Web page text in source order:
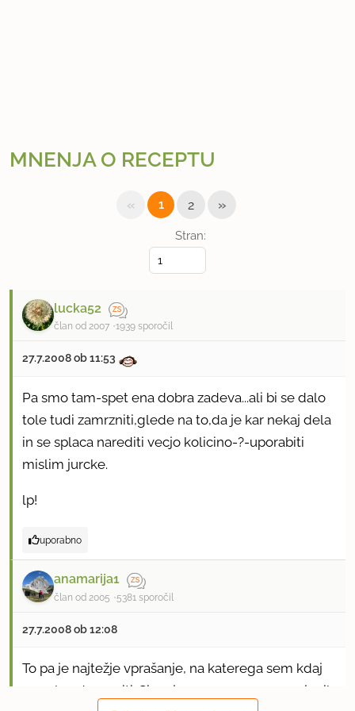
MNENJA O RECEPTU
Stran:
« 1 2 »
lucka52
član od 2007 1939 sporočil
27.7.2008 ob 11:53
Pa smo tam-spet ena dobra zadeva...ali bi se dalo
tole tudi zamrzniti,glede na to,da je kar nekaj dela
in se splaca narediti vecjo kolicino-?-uporabiti
mislim jurcke.
lp!
uporabno
anamarija1
član od 2005 5381 sporočil
27.7.2008 ob 12:08
To pa je najtežje vprašanje, na katerega sem kdaj
morala odgovoriti. Sicer jaz ne maram zamrznjenih